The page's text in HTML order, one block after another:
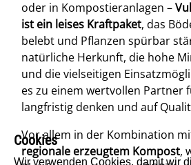
oder in Kompostieranlagen –
ist ein leises Kraftpaket, das
belebt und Pflanzen spürbar
natürliche Herkunft, die hohe
und die vielseitigen
es zu einem wertvollen Partner
langfristig denken und auf
Vor allem in der Kombination
regionale erzeugtem Kompost,
Cookies
Wir verwenden Cookies, damit wir